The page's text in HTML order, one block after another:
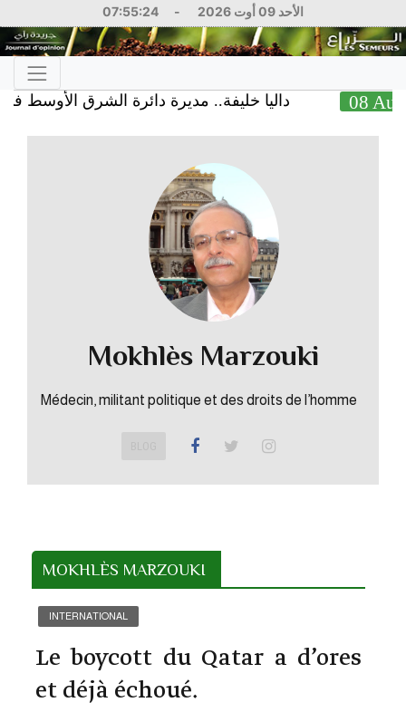
الأحد 09 أوت 2026 -
07:55:25
داليا خليفة.. مديرة دائرة الشرق الأوسط في البنك
Mokhlès Marzouki
Médecin, militant politique et des droits de l’homme
MOKHLÈS MARZOUKI
INTERNATIONAL
Le boycott du Qatar a d’ores
et déjà échoué.